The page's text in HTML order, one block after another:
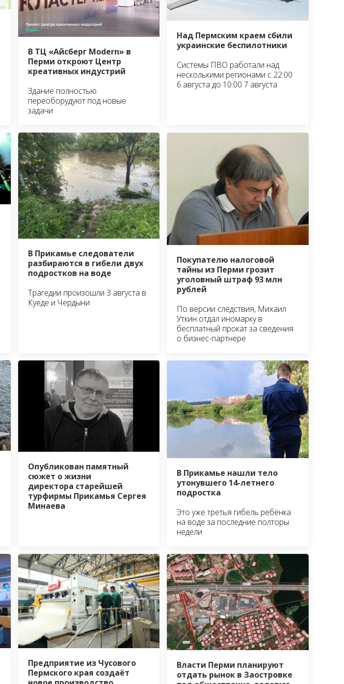
В ТЦ «Айсберг Modern» в
Перми откроют Центр
креативных индустрий
Здание полностью
переоборудуют под новые
задачи
Над Пермским краем сбили
украинские беспилотники
Системы ПВО работали над
несколькими регионами с 22:00
6 августа до 10:00 7 августа
В Прикамье следователи
разбираются в гибели двух
подростков на воде
Трагедии произошли 3 августа в
Куеде и Чердыни
Покупателю налоговой
тайны из Перми грозит
уголовный штраф 93 млн
рублей
По версии следствия, Михаил
Уткин отдал иномарку в
бесплатный прокат за сведения
о бизнес-партнере
Опубликован памятный
сюжет о жизни
директора старейшей
турфирмы Прикамья Сергея
Минаева
В Прикамье нашли тело
утонувшего 14-летнего
подростка
Это уже третья гибель ребёнка
на воде за последние полторы
недели
Предприятие из Чусового
Пермского края создаёт
Власти Перми планируют
отдать рынок в Заостровке